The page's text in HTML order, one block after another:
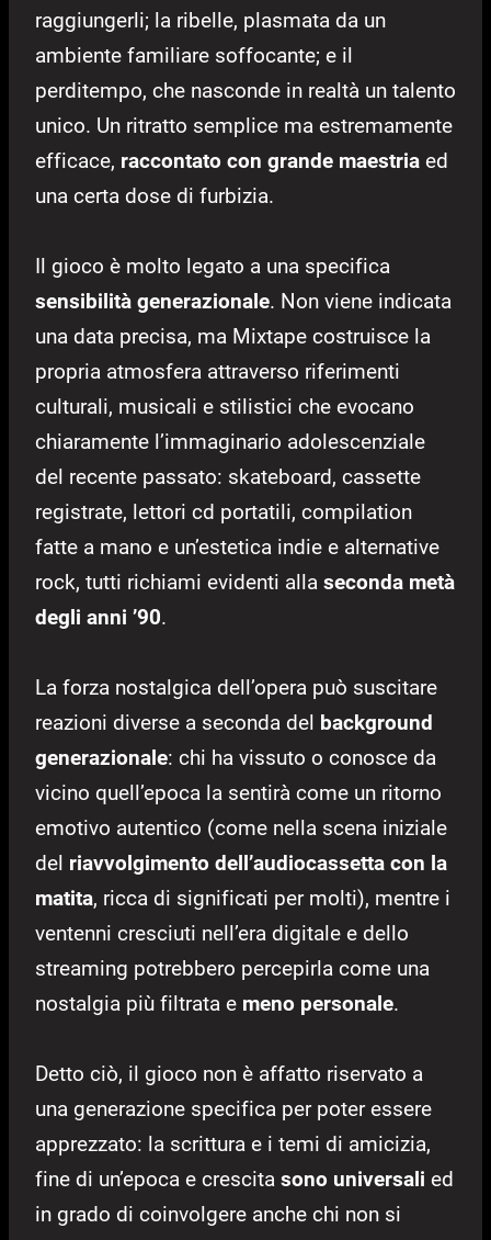
raggiungerli; la ribelle, plasmata da un
ambiente familiare soffocante; e il
perditempo, che nasconde in realtà un talento
unico. Un ritratto semplice ma estremamente
efficace, raccontato con grande maestria ed
una certa dose di furbizia.
Il gioco è molto legato a una specifica
sensibilità generazionale. Non viene indicata
una data precisa, ma Mixtape costruisce la
propria atmosfera attraverso riferimenti
culturali, musicali e stilistici che evocano
chiaramente l’immaginario adolescenziale
del recente passato: skateboard, cassette
registrate, lettori cd portatili, compilation
fatte a mano e un’estetica indie e alternative
rock, tutti richiami evidenti alla seconda metà
degli anni ’90.
La forza nostalgica dell’opera può suscitare
reazioni diverse a seconda del background
generazionale: chi ha vissuto o conosce da
vicino quell’epoca la sentirà come un ritorno
emotivo autentico (come nella scena iniziale
del riavvolgimento dell’audiocassetta con la
matita, ricca di significati per molti), mentre i
ventenni cresciuti nell’era digitale e dello
streaming potrebbero percepirla come una
nostalgia più filtrata e meno personale.
Detto ciò, il gioco non è affatto riservato a
una generazione specifica per poter essere
apprezzato: la scrittura e i temi di amicizia,
fine di un’epoca e crescita sono universali ed
in grado di coinvolgere anche chi non si